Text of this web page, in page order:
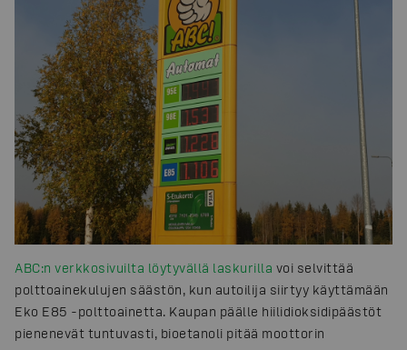
ABC:n verkkosivuilta löytyvällä laskurilla voi selvittää
polttoainekulujen säästön, kun autoilija siirtyy käyttämään
Eko E85 -polttoainetta. Kaupan päälle hiilidioksidipäästöt
pienenevät tuntuvasti, bioetanoli pitää moottorin